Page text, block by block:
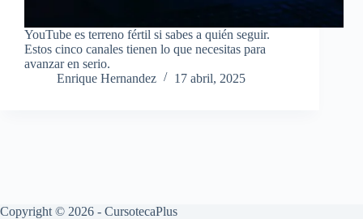
YouTube es terreno fértil si sabes a quién seguir.
Estos cinco canales tienen lo que necesitas para
avanzar en serio.
Enrique Hernandez
17 abril, 2025
Copyright © 2026 - CursotecaPlus